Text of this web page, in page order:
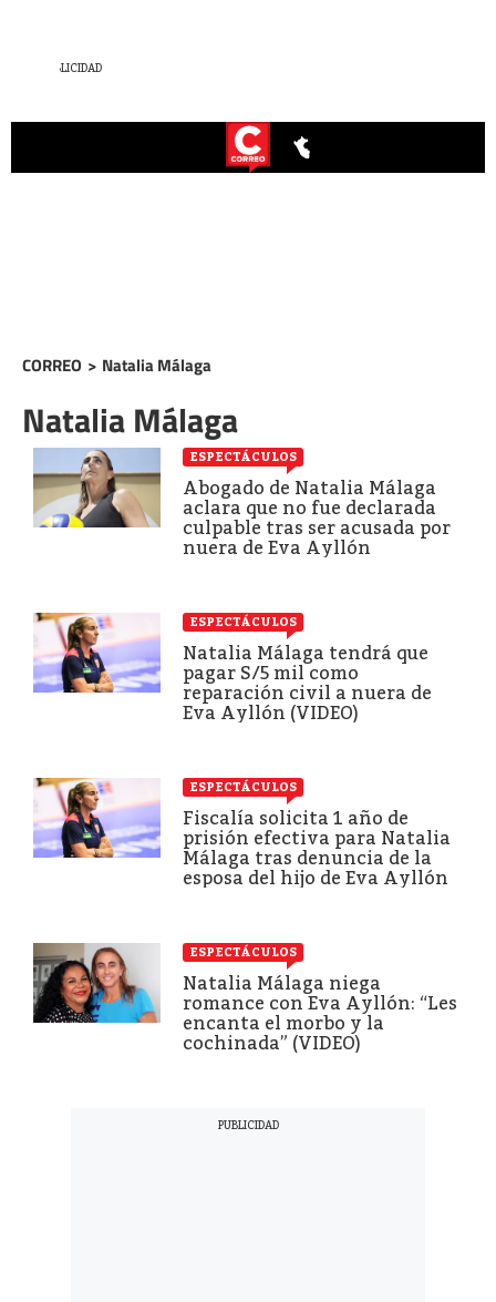
CORREO > Natalia Málaga
Natalia Málaga
ESPECTÁCULOS
Abogado de Natalia Málaga
aclara que no fue declarada
culpable tras ser acusada por
nuera de Eva Ayllón
ESPECTÁCULOS
Natalia Málaga tendrá que
pagar S/5 mil como
reparación civil a nuera de
Eva Ayllón (VIDEO)
ESPECTÁCULOS
Fiscalía solicita 1 año de
prisión efectiva para Natalia
Málaga tras denuncia de la
esposa del hijo de Eva Ayllón
ESPECTÁCULOS
Natalia Málaga niega
romance con Eva Ayllón: “Les
encanta el morbo y la
cochinada” (VIDEO)